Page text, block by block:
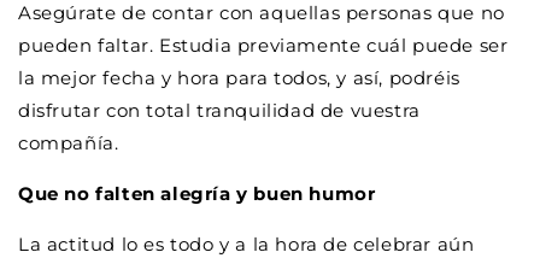
Asegúrate de contar con aquellas personas que no
pueden faltar. Estudia previamente cuál puede ser
la mejor fecha y hora para todos, y así, podréis
disfrutar con total tranquilidad de vuestra
compañía.
Que no falten alegría y buen humor
La actitud lo es todo y a la hora de celebrar aún